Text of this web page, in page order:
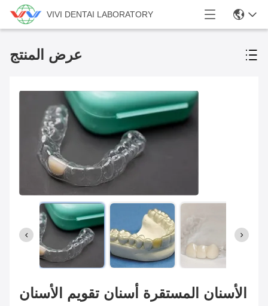
VIVI DENTAI LABORATORY
عرض المنتج
الأسنان المستقرة أسنان تقويم الأسنان